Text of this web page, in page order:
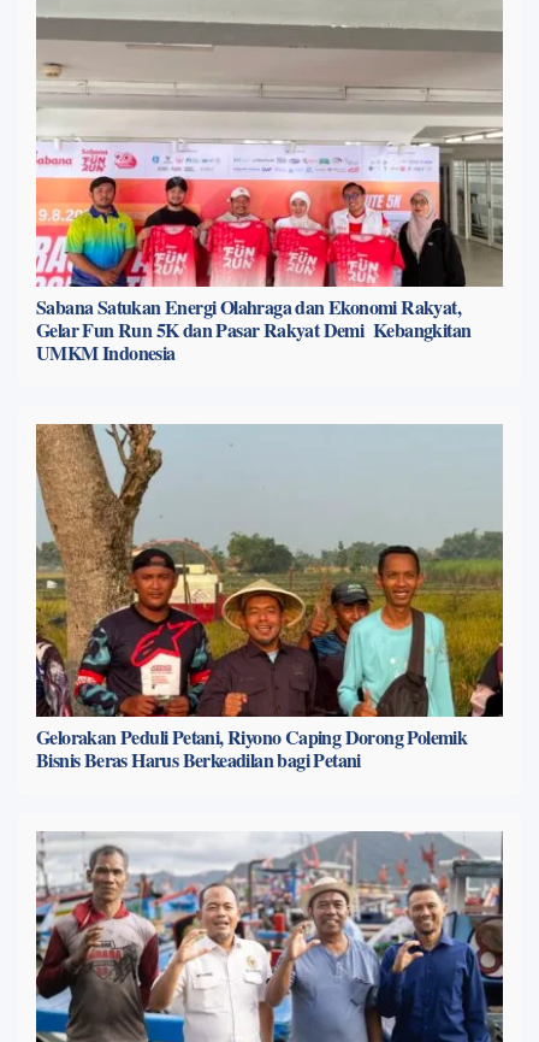
Sabana Satukan Energi Olahraga dan Ekonomi Rakyat,
Gelar Fun Run 5K dan Pasar Rakyat Demi Kebangkitan
UMKM Indonesia
Gelorakan Peduli Petani, Riyono Caping Dorong Polemik
Bisnis Beras Harus Berkeadilan bagi Petani